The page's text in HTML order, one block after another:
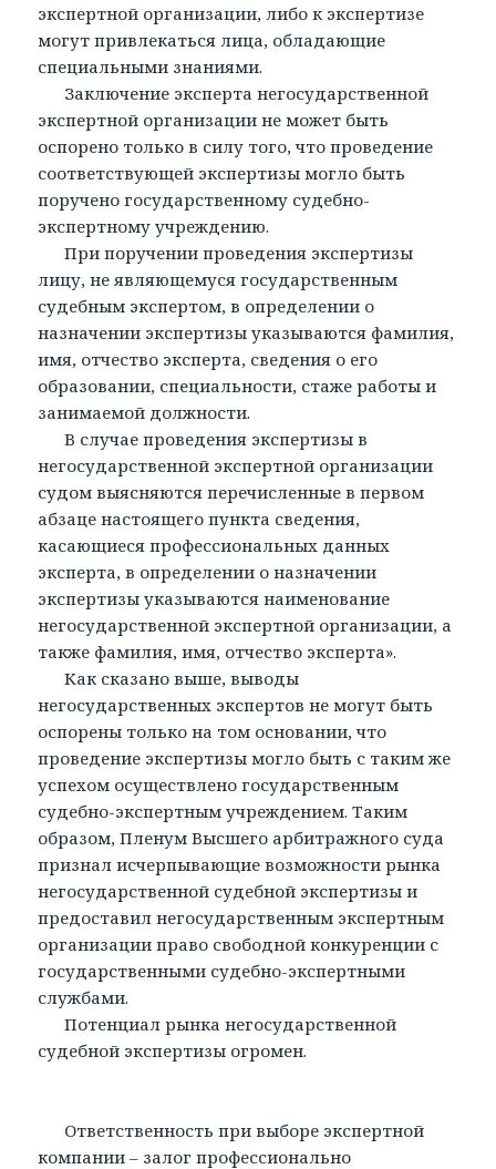
экспертной организации, либо к экспертизе
могут привлекаться лица, обладающие
специальными знаниями.
Заключение эксперта негосударственной
экспертной организации не может быть
оспорено только в силу того, что проведение
соответствующей экспертизы могло быть
поручено государственному судебно-
экспертному учреждению.
При поручении проведения экспертизы
лицу, не являющемуся государственным
судебным экспертом, в определении о
назначении экспертизы указываются фамилия,
имя, отчество эксперта, сведения о его
образовании, специальности, стаже работы и
занимаемой должности.
В случае проведения экспертизы в
негосударственной экспертной организации
судом выясняются перечисленные в первом
абзаце настоящего пункта сведения,
касающиеся профессиональных данных
эксперта, в определении о назначении
экспертизы указываются наименование
негосударственной экспертной организации, а
также фамилия, имя, отчество эксперта».
Как сказано выше, выводы
негосударственных экспертов не могут быть
оспорены только на том основании, что
проведение экспертизы могло быть с таким же
успехом осуществлено государственным
судебно-экспертным учреждением. Таким
образом, Пленум Высшего арбитражного суда
признал исчерпывающие возможности рынка
негосударственной судебной экспертизы и
предоставил негосударственным экспертным
организации право свободной конкуренции с
государственными судебно-экспертными
службами.
Потенциал рынка негосударственной
судебной экспертизы огромен.
Ответственность при выборе экспертной
компании – залог профессионально